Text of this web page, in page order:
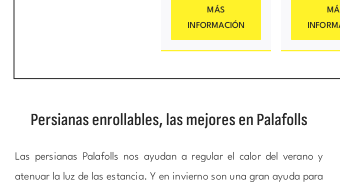
MÁS
INFORMACIÓN
Persianas enrollables, las mejores en Palafolls
Las persianas Palafolls nos ayudan a regular el calor del verano y
atenuar la luz de las estancia. Y en invierno son una gran ayuda para